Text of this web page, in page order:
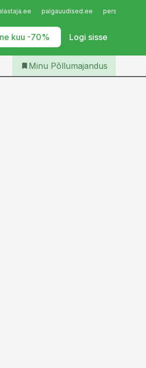
palgauudised.ee
kuu -70% Logi sisse
Iseteenindus
Telli Põllumajandus
Minu Põllumajandus